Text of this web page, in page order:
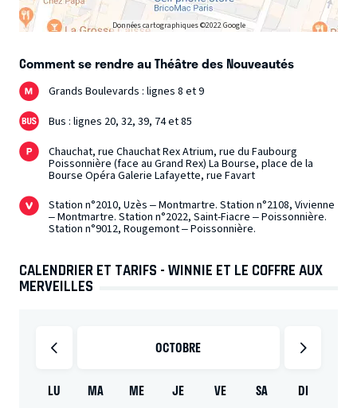
Données cartographiques ©2022 Google
Comment se rendre au Théâtre des Nouveautés
Grands Boulevards : lignes 8 et 9
Bus : lignes 20, 32, 39, 74 et 85
Chauchat, rue Chauchat Rex Atrium, rue du Faubourg
Poissonnière (face au Grand Rex) La Bourse, place de la
Bourse Opéra Galerie Lafayette, rue Favart
Station n°2010, Uzès – Montmartre. Station n°2108, Vivienne
– Montmartre. Station n°2022, Saint-Fiacre – Poissonnière.
Station n°9012, Rougemont – Poissonnière.
CALENDRIER ET TARIFS - WINNIE ET LE COFFRE AUX
MERVEILLES
OCTOBRE
LU MA ME JE VE SA DI